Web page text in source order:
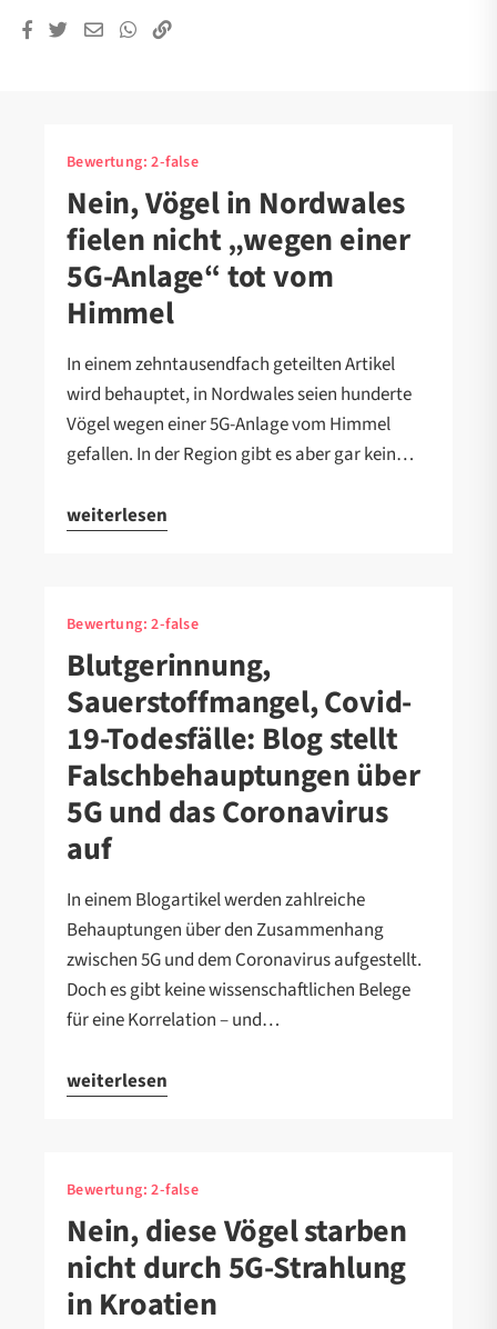
Bewertung:2-false
Nein, Vögel in Nordwales
fielen nicht „wegen einer
5G-Anlage“ tot vom
Himmel
In einem zehntausendfach geteilten Artikel
wird behauptet, in Nordwales seien hunderte
Vögel wegen einer 5G-Anlage vom Himmel
gefallen. In der Region gibt es aber gar kein…
weiterlesen
Bewertung:2-false
Blutgerinnung,
Sauerstoffmangel, Covid-
19-Todesfälle: Blog stellt
Falschbehauptungen über
5G und das Coronavirus
auf
In einem Blogartikel werden zahlreiche
Behauptungen über den Zusammenhang
zwischen 5G und dem Coronavirus aufgestellt.
Doch es gibt keine wissenschaftlichen Belege
für eine Korrelation – und…
weiterlesen
Bewertung:2-false
Nein, diese Vögel starben
nicht durch 5G-Strahlung
in Kroatien